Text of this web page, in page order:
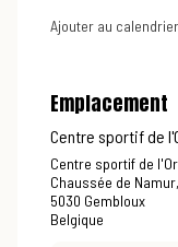
Ajouter au
Emplacement
Centre sportif de
Centre sportif de
Chaussée de
5030 Gembloux
Belgique